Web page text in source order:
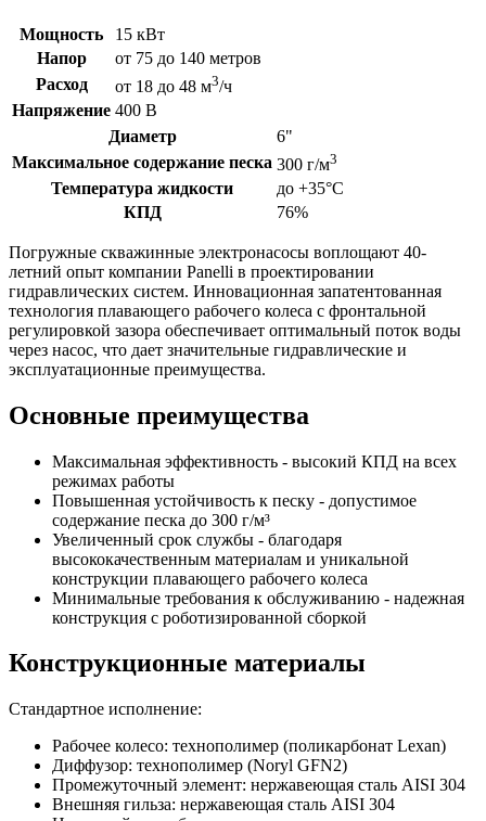
Мощность
15 кВт
Напор
от 75 до 140 метров
Расход
от 18 до 48 м3/ч
Напряжение 400 В
Диаметр
6"
Максимальное содержание песка 300 г/м3
Температура жидкости
до +35°C
КПД
76%
Погружные скважинные электронасосы воплощают 40-
летний опыт компании Panelli в проектировании
гидравлических систем. Инновационная запатентованная
технология плавающего рабочего колеса с фронтальной
регулировкой зазора обеспечивает оптимальный поток воды
через насос, что дает значительные гидравлические и
эксплуатационные преимущества.
Основные преимущества
Максимальная эффективность - высокий КПД на всех
режимах работы
Повышенная устойчивость к песку - допустимое
содержание песка до 300 г/м³
Увеличенный срок службы - благодаря
высококачественным материалам и уникальной
конструкции плавающего рабочего колеса
Минимальные требования к обслуживанию - надежная
конструкция с роботизированной сборкой
Конструкционные материалы
Стандартное исполнение:
Рабочее колесо: технополимер (поликарбонат Lexan)
Диффузор: технополимер (Noryl GFN2)
Промежуточный элемент: нержавеющая сталь AISI 304
Внешняя гильза: нержавеющая сталь AISI 304